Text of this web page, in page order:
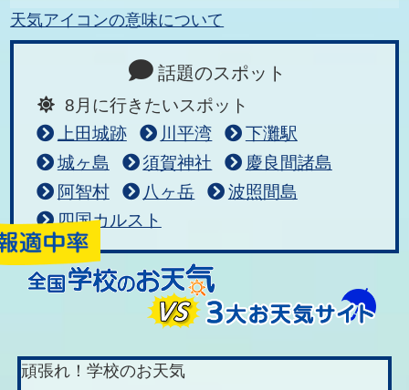
天気アイコンの意味について
話題のスポット
8月に行きたいスポット
上田城跡
川平湾
下灘駅
城ヶ島
須賀神社
慶良間諸島
阿智村
八ヶ岳
波照間島
四国カルスト
頑張れ！学校のお天気